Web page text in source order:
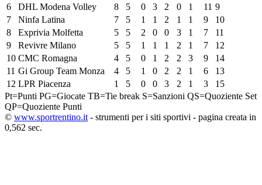
6
DHL Modena Volley 8 5 0 3 2 0 1 11 9
7
Ninfa Latina 7 5 1 1 2 1 1 9
10
8
Exprivia Molfetta 5 5 2 0 0 3 1 7
11
9
Revivre Milano 5 5 1 1 1 2 1 7
12
10 CMC Romagna 4 5 0 1 2 2 3 9
14
11 Gi Group Team Monza 4 5 1 0 2 2 1 6
13
12 LPR Piacenza 1 5 0 0 3 2 1 3
15
Pt=Punti PG=Giocate TB=Tie break S=Sanzioni QS=Quoziente Set
QP=Quoziente Punti
© www.sportrentino.it - strumenti per i siti sportivi - pagina creata in
0,562 sec.